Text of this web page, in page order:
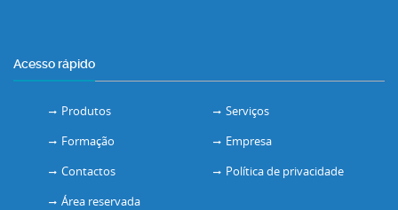
Acesso rápido
Produtos
Serviços
Formação
Empresa
Contactos
Política de privacidade
Área reservada